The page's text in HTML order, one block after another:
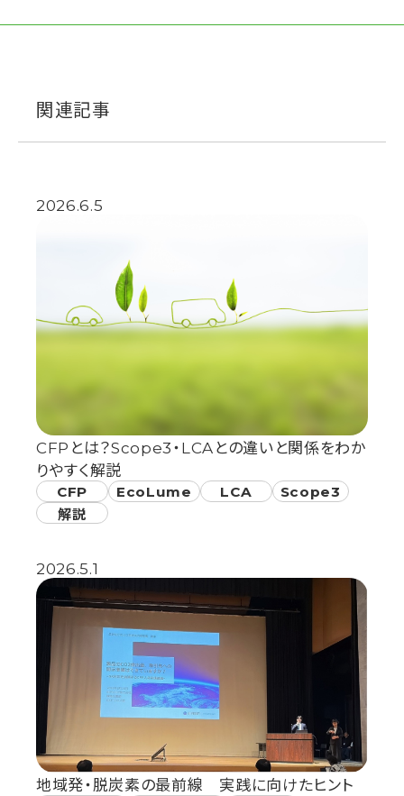
関連記事
2026.6.5
CFPとは？Scope3・LCAとの違いと関係をわか
りやすく解説
CFP EcoLume LCA
Scope3
解説
2026.5.1
地域発・脱炭素の最前線 実践に向けたヒント